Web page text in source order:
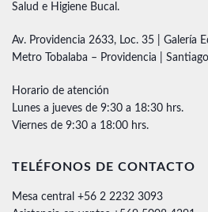
Salud e Higiene Bucal.
Av. Providencia 2633, Loc. 35 | Galería
Metro Tobalaba – Providencia |
Horario de atención
Lunes a jueves de 9:30 a 18:30 hrs.
Viernes de 9:30 a 18:00 hrs.
TELÉFONOS DE CONTACTO
Mesa central +56 2 2232 3093